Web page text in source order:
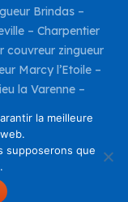
Brindas –
– Charpentier
couvreur zingueur
Marcy l’Etoile–
la Varenne–
zingueur
la meilleure
supposerons que